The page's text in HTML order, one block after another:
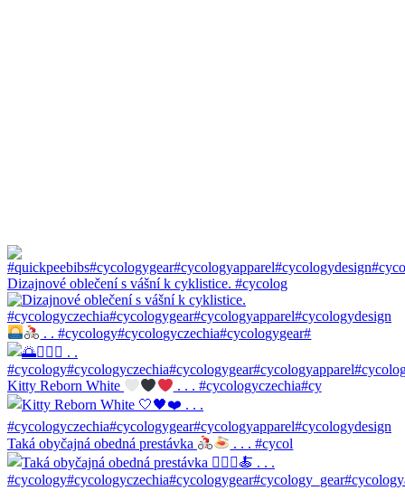
Dizajnové oblečení s vášní k cyklistice. #cycolog
. . #cycology#cycologyczechia#cycologygear#
Kitty Reborn White . . . #cycologyczechia#cy
Taká obyčajná obedná prestávka . . . #cycol